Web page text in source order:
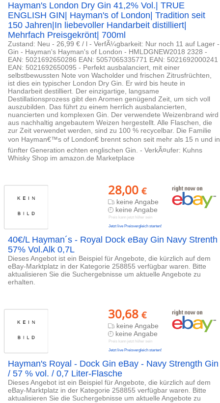
Hayman's London Dry Gin 41,2% Vol.| TRUE
ENGLISH GIN| Hayman's of London| Tradition seit
150 Jahren|In liebevoller Handarbeit distilliert|
Mehrfach Preisgekrönt| 700ml
Zustand: Neu - 26,99 € / l - VerfÃ¼gbarkeit: Nur noch 11 auf Lager -
Gin - Hayman's Hayman's of London - HMLDGNEW2018 2328 -
EAN: 5021692650286 EAN: 5057065335771 EAN: 5021692000241
EAN: 5021692650095 - Perfekt ausbalanciert, mit einer
selbstbewussten Note von Wacholder und frischen Zitrusfrüchten,
ist dies ein typischer London Dry Gin. Er wird bis heute in
Handarbeit destilliert. Der einzigartige, langsame
Destillationsprozess gibt den Aromen genügend Zeit, um sich voll
auszubilden. Das führt zu einem herrlich ausbalancierten,
nuancierten und komplexen Gin. Der verwendete Weizenbrand wird
aus nachhaltig angebautem Weizen hergestellt. Alle Flaschen, die
zur Zeit verwendet werden, sind zu 100 % recycelbar. Die Familie
von Hayman€™s of London€ brennt schon seit mehr als 15 n und in
fünfter Generation echten englischen Gin. - VerkÃ¤ufer: Kuhns
Whisky Shop im amazon.de Marketplace
28,00 €
keine Angabe
keine Angabe
Preis kann jetzt höher sein
Jetzt live Preisvergleich starten!
40€/L Hayman´s - Royal Dock eBay Gin Navy Strenth
57% Vol.Alk 0,7L
Dieses Angebot ist ein Beispiel für Angebote, die kürzlich auf dem
eBay-Marktplatz in der Kategorie 258855 verfügbar waren. Bitte
aktualisieren Sie die Suchergebnisse um aktuelle Angebote zu
erhalten.
30,68 €
keine Angabe
keine Angabe
Preis kann jetzt höher sein
Jetzt live Preisvergleich starten!
Hayman's Royal - Dock Gin eBay - Navy Strength Gin
/ 57 % vol. / 0,7 Liter-Flasche
Dieses Angebot ist ein Beispiel für Angebote, die kürzlich auf dem
eBay-Marktplatz in der Kategorie 258855 verfügbar waren. Bitte
aktualisieren Sie die Suchergebnisse um aktuelle Angebote zu